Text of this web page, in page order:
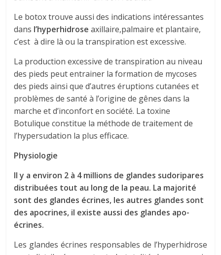
Le botox trouve aussi des indications intéressantes
dans l’hyperhidroseaxillaire,palmaire et plantaire,
c’est à dire là ou la transpiration est excessive.
La production excessive de transpiration au niveau
des pieds peut entrainer la formation de mycoses
des pieds ainsi que d’autres éruptions cutanées et
problèmes de santé à l’origine de gênes dans la
marche et d’inconfort en société. La toxine
Botulique constitue la méthode de traitement de
l’hypersudation la plus efficace.
Physiologie
Il y a environ 2 à 4 millions de glandes sudoripares
distribuées tout au long de la peau. La majorité
sont des glandes écrines, les autres glandes sont
des apocrines, il existe aussi des glandes apo-
écrines.
Les glandes écrines responsables de l’hyperhidrose